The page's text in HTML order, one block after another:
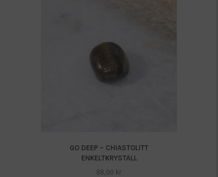
GO DEEP – CHIASTOLITT
ENKELTKRYSTALL
88,00 kr